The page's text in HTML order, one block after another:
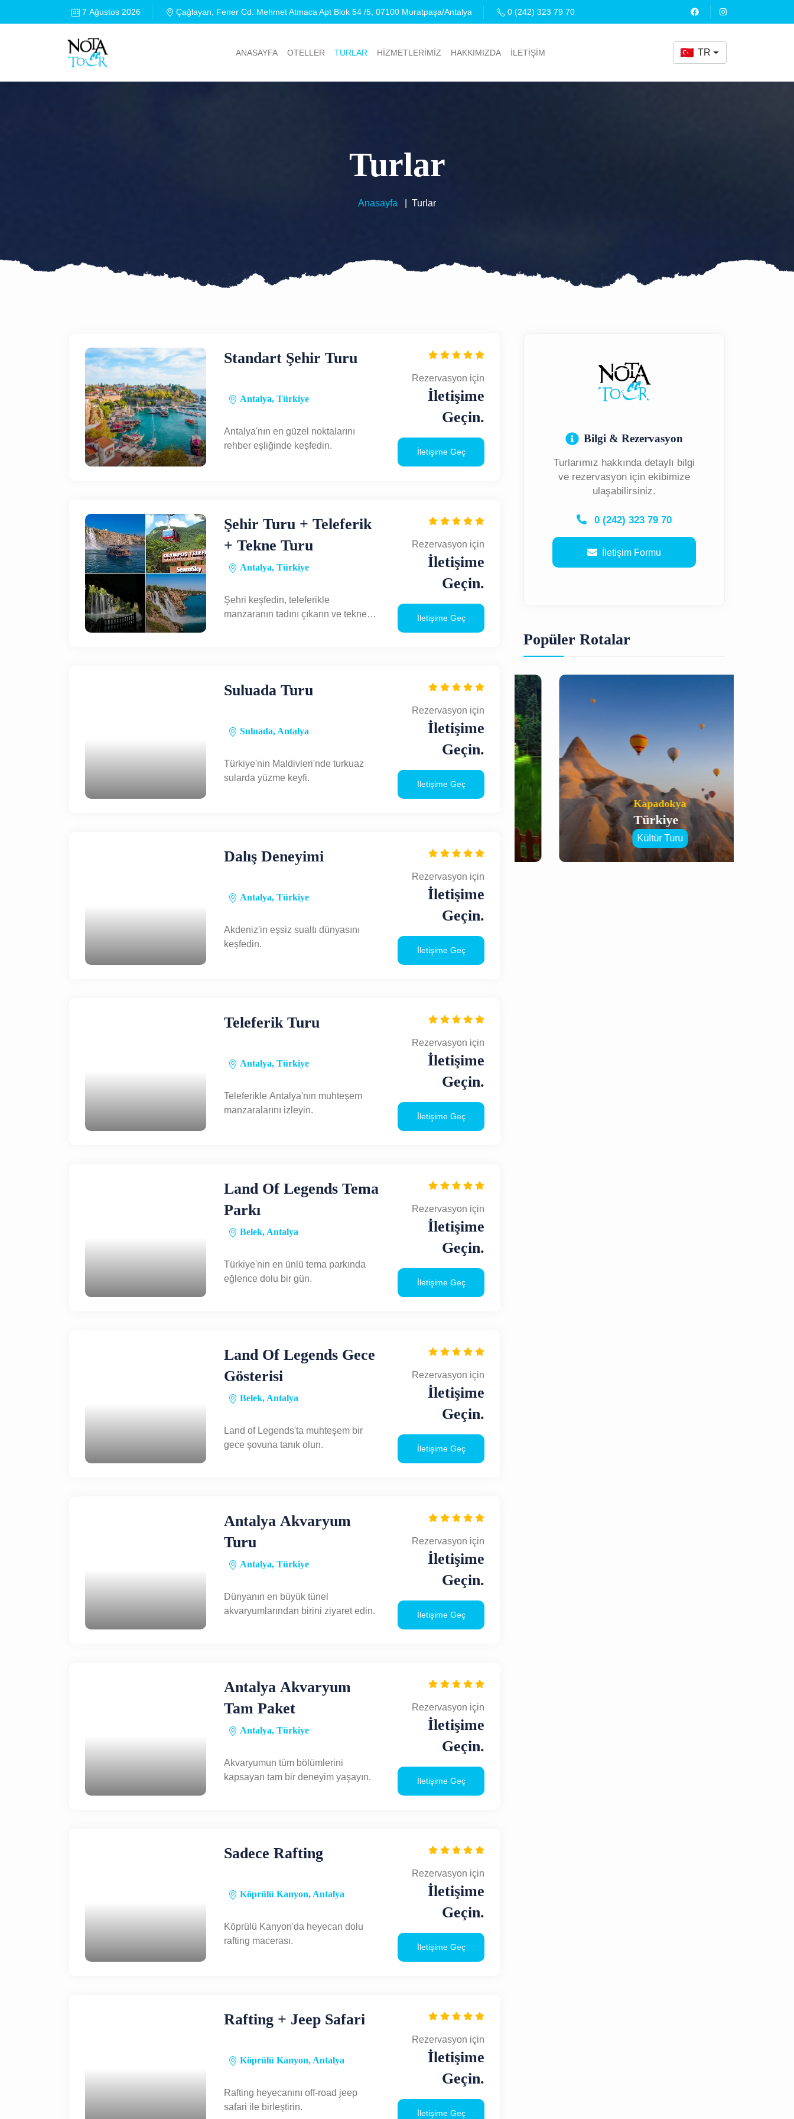
7 Ağustos 2026 Çağlayan, Fener Cd. Mehmet Atmaca Apt Blok 54 /5, 07100 Muratpaşa/Antalya 0 (242) 323 79 70
ANASAYFA OTELLER TURLAR HİZMETLERİMİZ HAKKIMIZDA İLETİŞİM TR
Turlar
Anasayfa Turlar
Standart Şehir Turu
Antalya, Türkiye
Antalya'nın en güzel noktalarını
rehber eşliğinde keşfedin.
Rezervasyon için
İletişime
Geçin.
İletişime Geç
Şehir Turu + Teleferik
+ Tekne Turu
Antalya, Türkiye
Şehri keşfedin, teleferikle
manzaranın tadını çıkarın ve tekne
Rezervasyon için
İletişime
Geçin.
İletişime Geç
Suluada Turu
Suluada, Antalya
Türkiye'nin Maldivleri'nde turkuaz
sularda yüzme keyfi.
Rezervasyon için
İletişime
Geçin.
İletişime Geç
Dalış Deneyimi
Antalya, Türkiye
Akdeniz'in eşsiz sualtı dünyasını
keşfedin.
Rezervasyon için
İletişime
Geçin.
İletişime Geç
Teleferik Turu
Antalya, Türkiye
Teleferikle Antalya'nın muhteşem
manzaralarını izleyin.
Rezervasyon için
İletişime
Geçin.
İletişime Geç
Land Of Legends Tema
Parkı
Belek, Antalya
Türkiye'nin en ünlü tema parkında
eğlence dolu bir gün.
Rezervasyon için
İletişime
Geçin.
İletişime Geç
Land Of Legends Gece
Gösterisi
Belek, Antalya
Land of Legends'ta muhteşem bir
gece şovuna tanık olun.
Rezervasyon için
İletişime
Geçin.
İletişime Geç
Antalya Akvaryum
Turu
Antalya, Türkiye
Dünyanın en büyük tünel
akvaryumlarından birini ziyaret edin.
Rezervasyon için
İletişime
Geçin.
İletişime Geç
Antalya Akvaryum
Tam Paket
Antalya, Türkiye
Akvaryumun tüm bölümlerini
kapsayan tam bir deneyim yaşayın.
Rezervasyon için
İletişime
Geçin.
İletişime Geç
Sadece Rafting
Köprülü Kanyon, Antalya
Köprülü Kanyon'da heyecan dolu
rafting macerası.
Rezervasyon için
İletişime
Geçin.
İletişime Geç
Rafting + Jeep Safari
Köprülü Kanyon, Antalya
Rafting heyecanını off-road jeep
safari ile birleştirin.
Rezervasyon için
İletişime
Geçin.
İletişime Geç
Bilgi & Rezervasyon
Turlarımız hakkında detaylı bilgi
ve rezervasyon için ekibimize
ulaşabilirsiniz.
0 (242) 323 79 70
İletişim Formu
Popüler Rotalar
Kapadokya
Türkiye
Kültür Turu